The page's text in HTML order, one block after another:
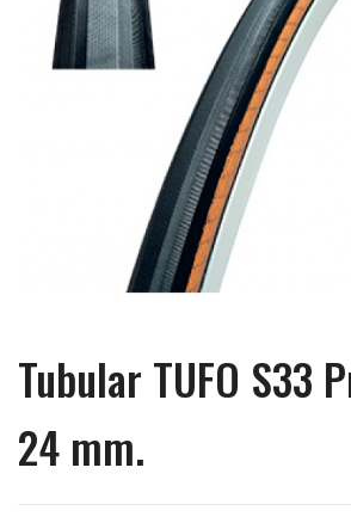
Tubular TUFO S33
24 mm.